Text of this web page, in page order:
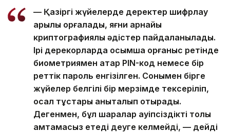
— Қазіргі жүйелерде деректер шифрлау
арқылы қорғалады, яғни арнайы
криптографиялық әдістер пайдаланылады.
Ірі дерекқорларда қосымша қорғаныс ретінде
биометриямен қатар PIN-код немесе бір
реттік пароль енгізілген. Сонымен бірге
жүйелер белгілі бір мерзімде тексеріліп,
осал тұстары анықталып отырады.
Дегенмен, бұл шаралар қауіпсіздікті толық
қамтамасыз етеді деуге келмейді, — дейді